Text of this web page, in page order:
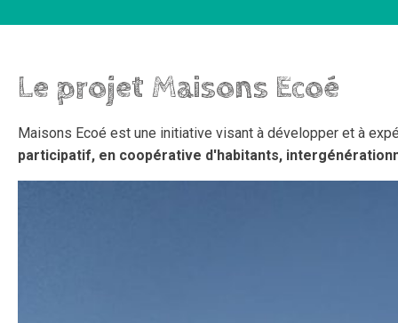
Le projet Maisons Ecoé
Maisons Ecoé est une initiative visant à développer et à
participatif, en coopérative d'habitants,